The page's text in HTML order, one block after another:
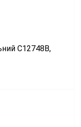
C12748B,